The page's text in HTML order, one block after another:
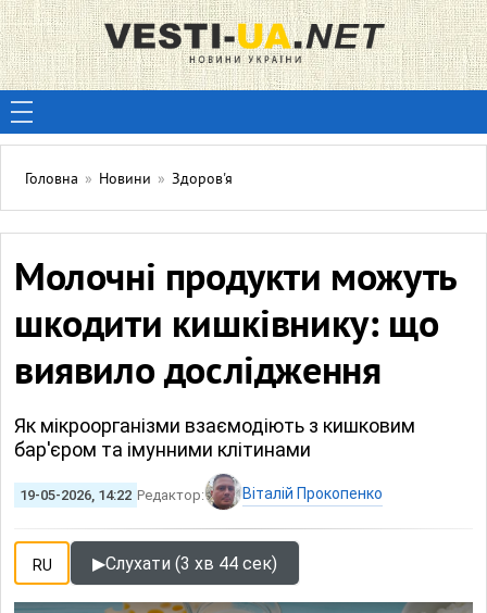
Головна » Новини » Здоров'я
Молочні продукти можуть
шкодити кишківнику: що
виявило дослідження
Як мікроорганізми взаємодіють з кишковим
бар'єром та імунними клітинами
19-05-2026, 14:22 Редактор: Віталій Прокопенко
RU ▶Слухати (3 хв 44 сек)